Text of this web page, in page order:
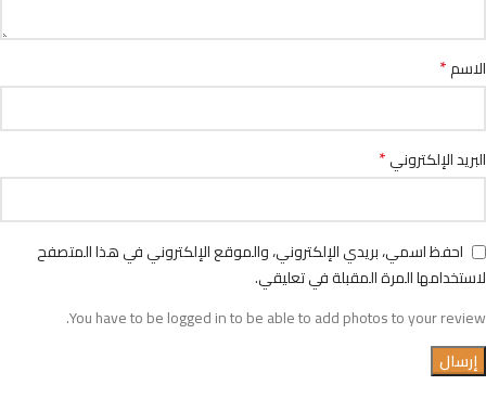
الاسم*
البريد الإلكتروني*
احفظ اسمي، بريدي الإلكتروني، والموقع الإلكتروني في هذا المتصفح
لاستخدامها المرة المقبلة في تعليقي.
You have to be logged in to be able to add photos to your review.